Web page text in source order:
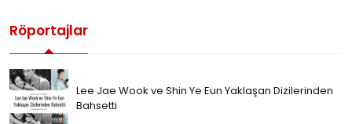
Röportajlar
Lee Jae Wook ve Shin Ye Eun Yaklaşan Dizilerinden
Bahsetti